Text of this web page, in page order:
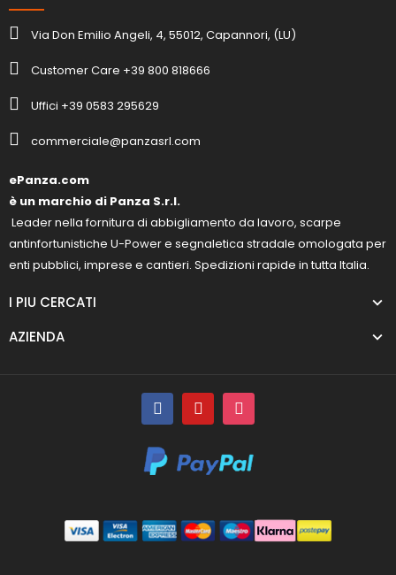
Via Don Emilio Angeli, 4, 55012, Capannori, (LU)
Customer Care +39 800 818666
Uffici +39 0583 295629
commerciale@panzasrl.com
ePanza.com
è un marchio di Panza S.r.l.
Leader nella fornitura di abbigliamento da lavoro, scarpe
antinfortunistiche U-Power e segnaletica stradale omologata per
enti pubblici, imprese e cantieri. Spedizioni rapide in tutta Italia.
I PIU CERCATI
AZIENDA